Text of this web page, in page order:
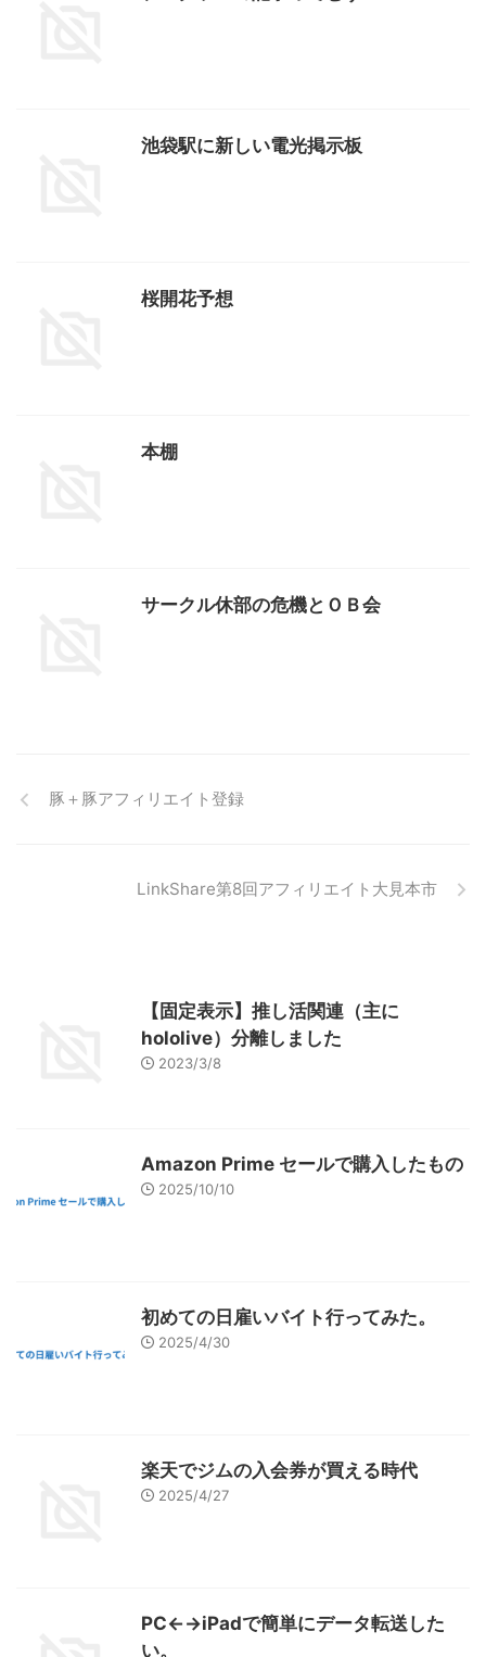
池袋駅に新しい電光掲示板
桜開花予想
本棚
サークル休部の危機とＯＢ会
豚＋豚アフィリエイト登録
LinkShare第8回アフィリエイト大見本市
【固定表示】推し活関連（主に
hololive）分離しました
2023/3/8
Amazon Prime セールで購入したもの
2025/10/10
初めての日雇いバイト行ってみた。
2025/4/30
楽天でジムの入会券が買える時代
2025/4/27
PC←→iPadで簡単にデータ転送した
い。